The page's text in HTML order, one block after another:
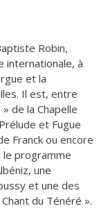
Robin,
internationale, à
et la
Il est, entre
de la Chapelle
et Fugue
Franck ou encore
le programme
une
et une des
du Ténéré ».